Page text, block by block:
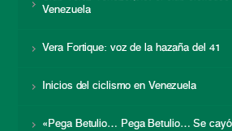
Venezuela
Vera Fortique: voz de la hazaña del 41
Inicios del ciclismo en Venezuela
«Pega Betulio… Pega Betulio… Se cayó